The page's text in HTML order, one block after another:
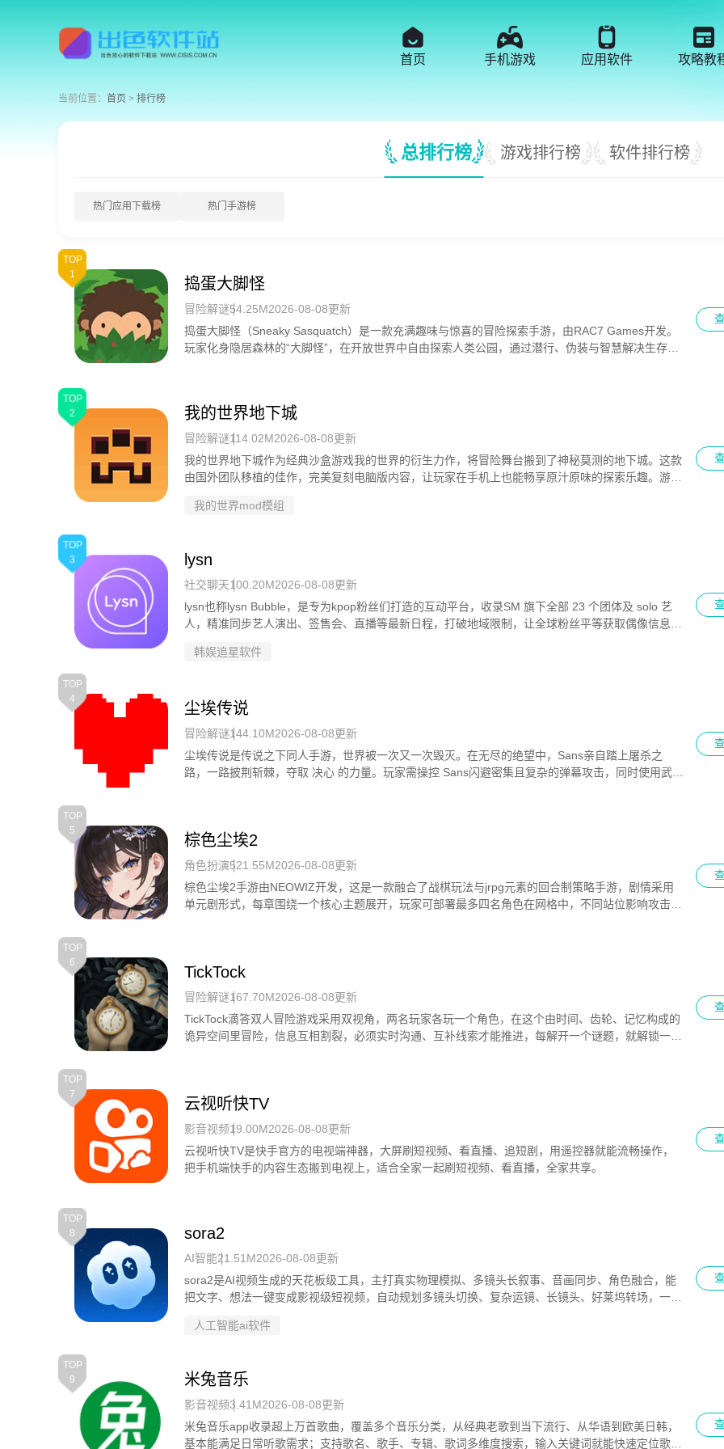
首页 手机游戏 应用软件 攻略教
当前位置： 首页 排行榜
总排行榜 游戏排行榜 软件排行榜
热门应用下载榜 热门手游榜
TOP
1
捣蛋大脚怪
冒险解谜54.25M2026-08-08更新
捣蛋大脚怪（Sneaky Sasquatch）是一款充满趣味与惊喜的冒险探索手游，由RAC7 Games开发。
玩家化身隐居森林的“大脚怪”，在开放世界中自由探索人类公园，通过潜行、伪装与智慧解决生存难
TOP
2
我的世界地下城
冒险解谜114.02M2026-08-08更新
我的世界地下城作为经典沙盒游戏我的世界的衍生力作，将冒险舞台搬到了神秘莫测的地下城。这款
由国外团队移植的佳作，完美复刻电脑版内容，让玩家在手机上也能畅享原汁原味的探索乐趣。游戏
化身无畏探险家，深入危机四伏的地下城，与队友并肩作战，击杀怪物获取海量装备，挑战腐化锅釜
欢？
我的世界mod模组
TOP
3
lysn
社交聊天100.20M2026-08-08更新
lysn也称lysn Bubble，是专为kpop粉丝们打造的互动平台，收录SM 旗下全部 23 个团体及 solo 艺
人，精准同步艺人演出、签售会、直播等最新日程，打破地域限制，让全球粉丝平等获取偶像信息，
韩娱追星软件
TOP
4
尘埃传说
冒险解谜144.10M2026-08-08更新
尘埃传说是传说之下同人手游，世界被一次又一次毁灭。在无尽的绝望中，Sans亲自踏上屠杀之
路，一路披荆斩棘，夺取 决心 的力量。玩家需操控 Sans闪避密集且复杂的弹幕攻击，同时使用武器
TOP
5
棕色尘埃2
角色扮演521.55M2026-08-08更新
棕色尘埃2手游由NEOWIZ开发，这是一款融合了战棋玩法与jrpg元素的回合制策略手游，剧情采用
单元剧形式，每章围绕一个核心主题展开，玩家可部署最多四名角色在网格中，不同站位影响攻击范
TOP
6
TickTock
冒险解谜167.70M2026-08-08更新
TickTock滴答双人冒险游戏采用双视角，两名玩家各玩一个角色，在这个由时间、齿轮、记忆构成的
诡异空间里冒险，信息互相割裂，必须实时沟通、互补线索才能推进，每解开一个谜题，就解锁一段
TOP
7
云视听快TV
影音视频19.00M2026-08-08更新
云视听快TV是快手官方的电视端神器，大屏刷短视频、看直播、追短剧，用遥控器就能流畅操作，
把手机端快手的内容生态搬到电视上，适合全家一起刷短视频、看直播，全家共享。
TOP
8
sora2
AI智能21.51M2026-08-08更新
sora2是AI视频生成的天花板级工具，主打真实物理模拟、多镜头长叙事、音画同步、角色融合，能
把文字、想法一键变成影视级短视频，自动规划多镜头切换、复杂运镜、长镜头、好莱坞转场，一键
人工智能ai软件
TOP
9
米兔音乐
影音视频3.41M2026-08-08更新
米兔音乐app收录超上万首歌曲，覆盖多个音乐分类，从经典老歌到当下流行、从华语到欧美日韩，
基本能满足日常听歌需求；支持歌名、歌手、专辑、歌词多维度搜索，输入关键词就能快速定位歌